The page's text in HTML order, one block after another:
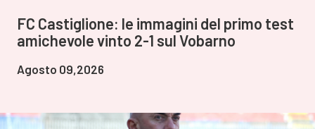
FC Castiglione: le immagini del primo test
amichevole vinto 2-1 sul Vobarno
Agosto 09,2026